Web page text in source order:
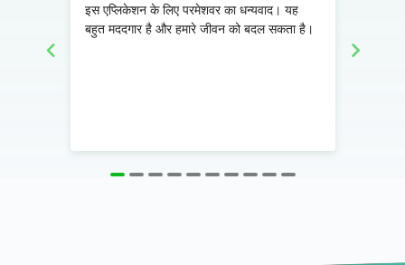
इस एप्लिकेशन के लिए परमेशवर का धन्यवाद। यह
बहुत मददगार है और हमारे जीवन को बदल सकता है।